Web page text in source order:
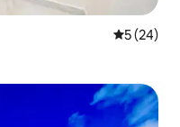
平均评分
5 (24)